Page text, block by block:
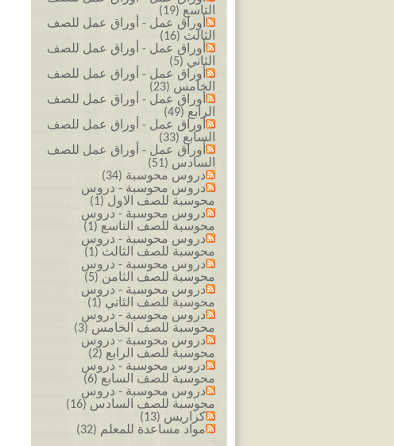
التاسع (19)
أوراق عمل - أوراق عمل للصف
الثالث (16)
أوراق عمل - أوراق عمل للصف
الثاني (5)
أوراق عمل - أوراق عمل للصف
الخامس (23)
أوراق عمل - أوراق عمل للصف
الرابع (49)
أوراق عمل - أوراق عمل للصف
السابع (33)
أوراق عمل - أوراق عمل للصف
السادس (51)
دروس محوسبة (34)
دروس محوسبة - دروس
محوسبة للصف الاول (1)
دروس محوسبة - دروس
محوسبة للصف التاسع (1)
دروس محوسبة - دروس
محوسبة للصف الثالث (1)
دروس محوسبة - دروس
محوسبة للصف الثامن (5)
دروس محوسبة - دروس
محوسبة للصف الثاني (1)
دروس محوسبة - دروس
محوسبة للصف الخامس (3)
دروس محوسبة - دروس
محوسبة للصف الرابع (2)
دروس محوسبة - دروس
محوسبة للصف السابع (6)
دروس محوسبة - دروس
محوسبة للصف السادس (16)
كراريس (13)
مواد مساعدة للمعلم (32)